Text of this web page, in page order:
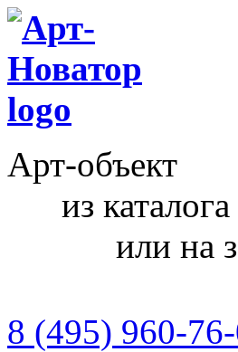
Арт-объект
из каталога
или на
8 (495) 960-